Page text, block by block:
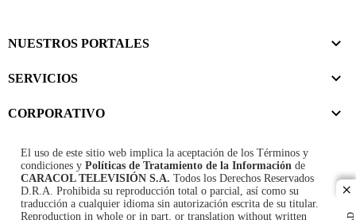
NUESTROS PORTALES
SERVICIOS
CORPORATIVO
El uso de este sitio web implica la aceptación de los Términos y
condiciones y Políticas de Tratamiento de la Información de
CARACOL TELEVISIÓN S.A. Todos los Derechos Reservados
D.R.A. Prohibida su reproducción total o parcial, así como su
traducción a cualquier idioma sin autorización escrita de su titular.
Reproduction in whole or in part, or translation without written